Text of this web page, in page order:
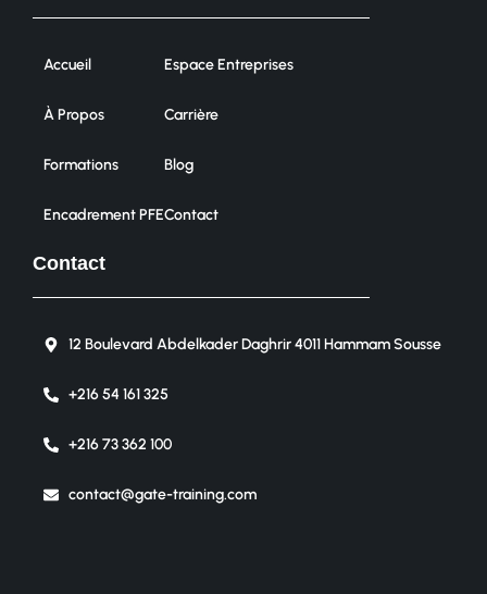
Accueil
À Propos
Formations
Encadrement PFE
Espace Entreprises
Carrière
Blog
Contact
Contact
12 Boulevard Abdelkader Daghrir 4011 Hammam Sousse
+216 54 161 325
+216 73 362 100
contact@gate-training.com